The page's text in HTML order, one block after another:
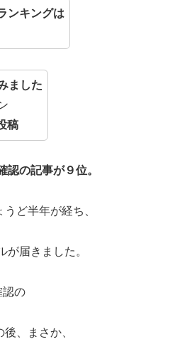
ンキングは
ました
稿
の記事が９位。
ど半年が経ち、
が届きました。
認の
、まさか、